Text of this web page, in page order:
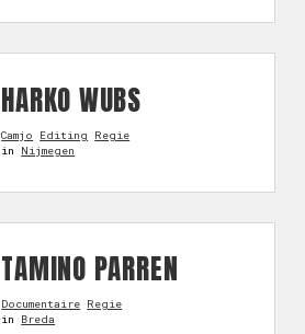
HARKO WUBS
Camjo Editing
Regie
in Nijmegen
TAMINO PARREN
Documentaire Regie
in Breda